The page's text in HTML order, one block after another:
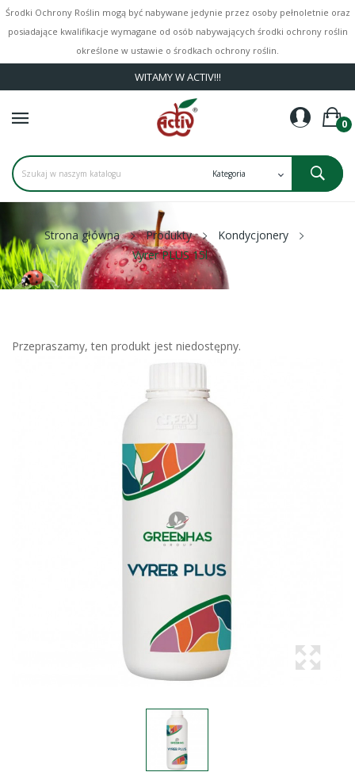
Środki Ochrony Roślin mogą być nabywane jedynie przez osoby pełnoletnie oraz
posiadające kwalifikacje wymagane od osób nabywających środki ochrony roślin
określone w ustawie o środkach ochrony roślin.
WITAMY W ACTIV!!!
0
Strona główna Produkty
Kondycjonery
Vyrer PLUS 15l
Przepraszamy, ten produkt jest niedostępny.